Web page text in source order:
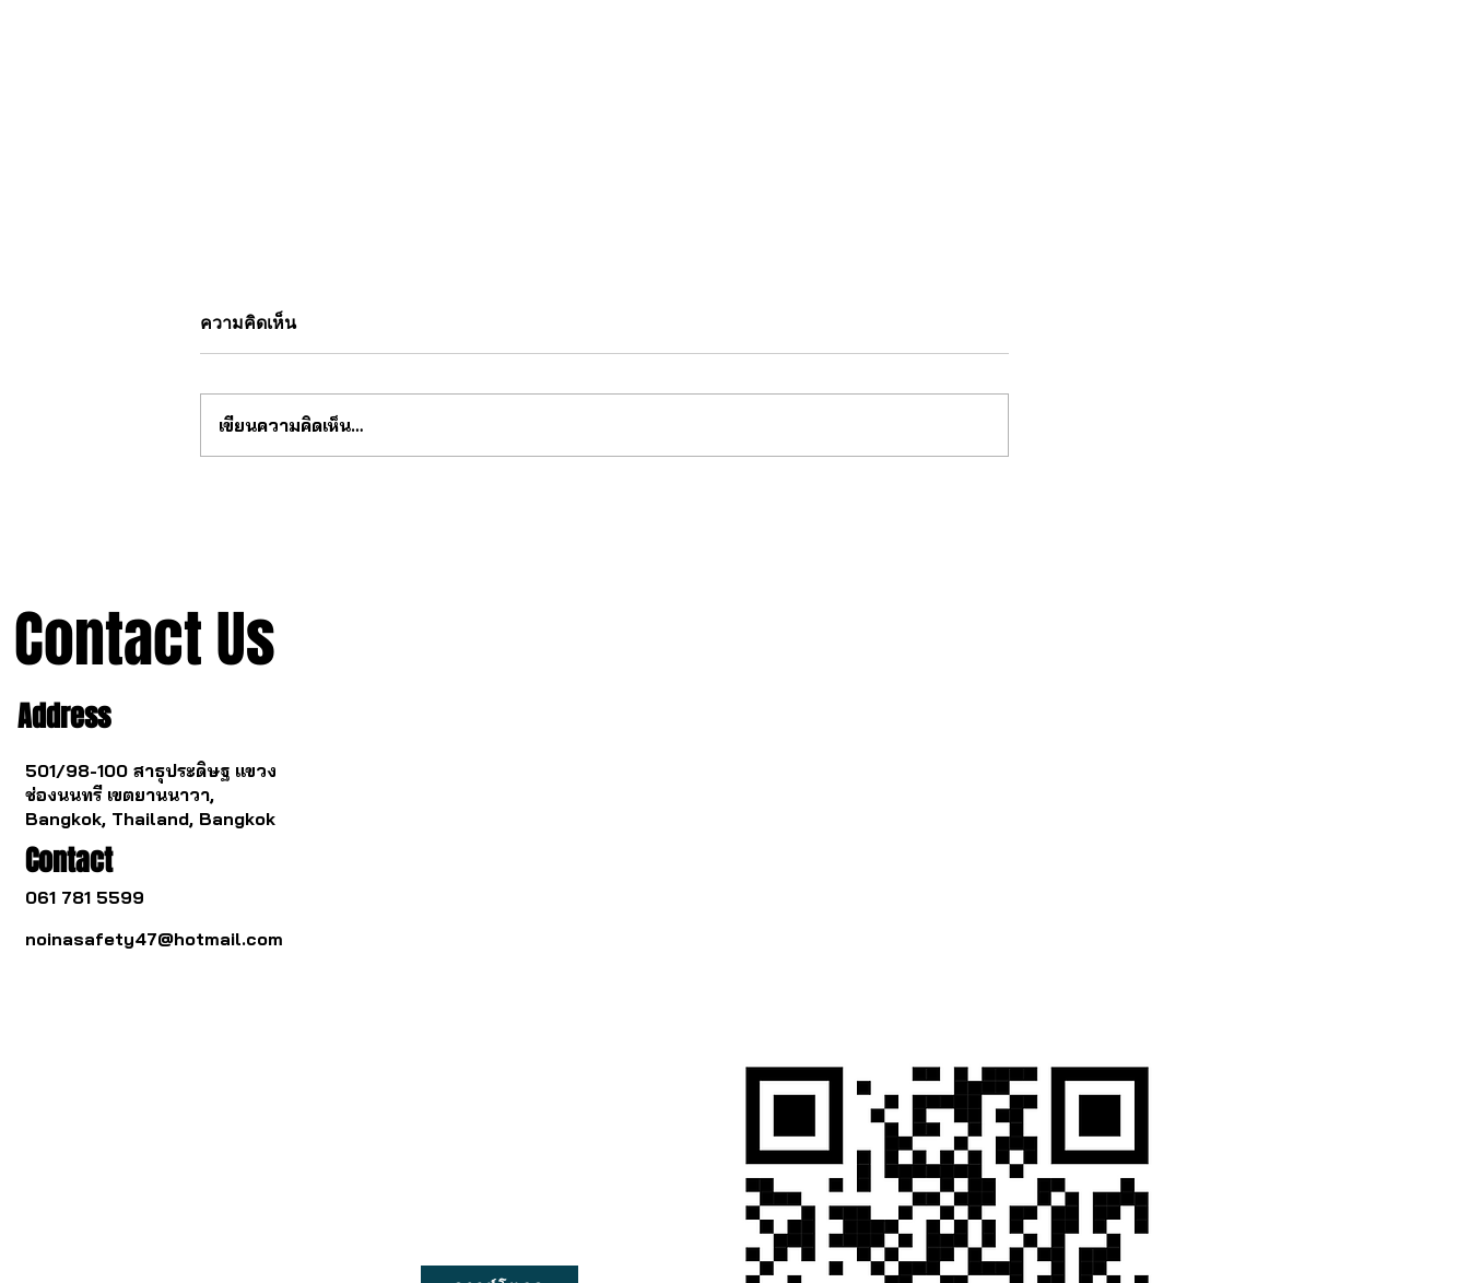
ความคิดเห็น
เขียนความคิดเห็น…
Contact Us
Address
501/98-100 สาธุประดิษฐ แขวง
ช่องนนทรี เขตยานนาวา,
Bangkok, Thailand, Bangkok
Contact
061 781 5599
noinasafety47@hotmail.com